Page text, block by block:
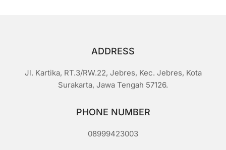
ADDRESS
Jl. Kartika, RT.3/RW.22, Jebres, Kec. Jebres, Kota
Surakarta, Jawa Tengah 57126.
PHONE NUMBER
08999423003